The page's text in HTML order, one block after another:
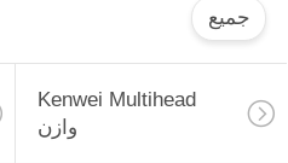
جميع
Kenwei Multihead
وازن